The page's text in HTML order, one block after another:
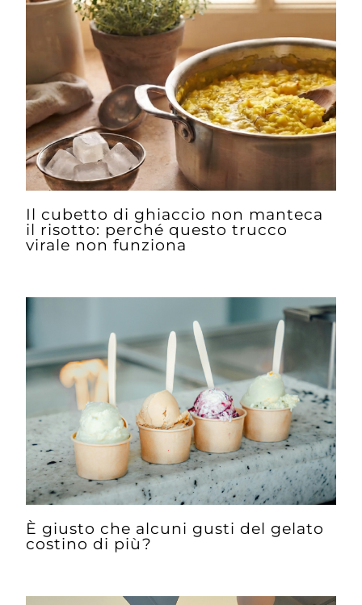
Il cubetto di ghiaccio non manteca
il risotto: perché questo trucco
virale non funziona
È giusto che alcuni gusti del gelato
costino di più?